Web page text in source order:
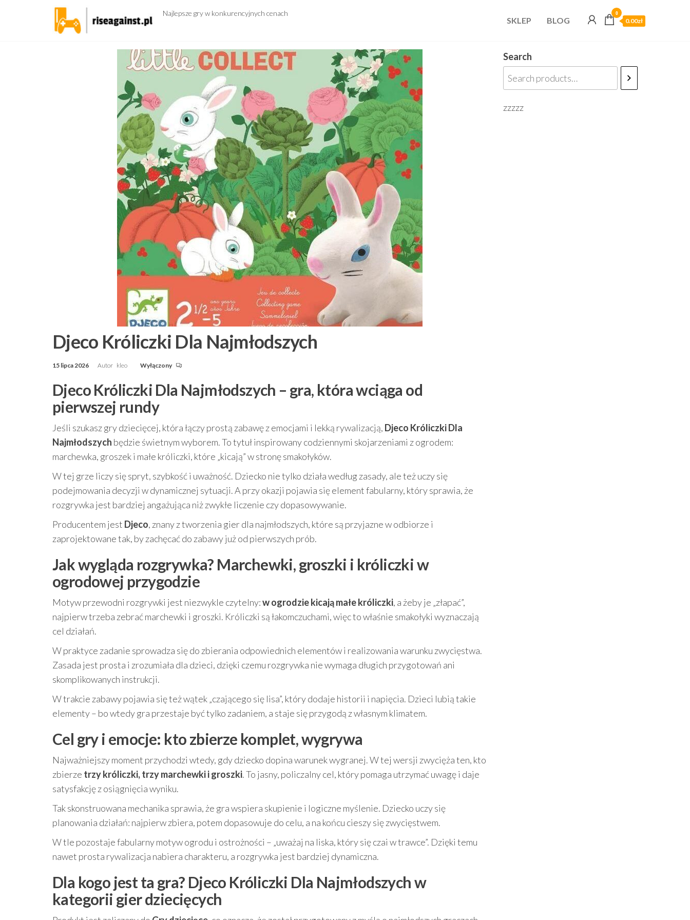
Najlepsze gry w konkurencyjnych cenach
SKLEP BLOG
0
0.00zł
Djeco Króliczki Dla Najmłodszych
15 lipca 2026 Autor kleo Wyłączony
Djeco Króliczki Dla Najmłodszych – gra, która wciąga od
pierwszej rundy
Jeśli szukasz gry dziecięcej, która łączy prostą zabawę z emocjami i lekką rywalizacją, Djeco Króliczki Dla
Najmłodszych będzie świetnym wyborem. To tytuł inspirowany codziennymi skojarzeniami z ogrodem:
marchewka, groszek i małe króliczki, które „kicają” w stronę smakołyków.
W tej grze liczy się spryt, szybkość i uważność. Dziecko nie tylko działa według zasady, ale też uczy się
podejmowania decyzji w dynamicznej sytuacji. A przy okazji pojawia się element fabularny, który sprawia, że
rozgrywka jest bardziej angażująca niż zwykłe liczenie czy dopasowywanie.
Producentem jest Djeco, znany z tworzenia gier dla najmłodszych, które są przyjazne w odbiorze i
zaprojektowane tak, by zachęcać do zabawy już od pierwszych prób.
Jak wygląda rozgrywka? Marchewki, groszki i króliczki w
ogrodowej przygodzie
Motyw przewodni rozgrywki jest niezwykle czytelny:w ogrodzie kicają małe króliczki, a żeby je „złapać”,
najpierw trzeba zebrać marchewki i groszki. Króliczki są łakomczuchami, więc to właśnie smakołyki wyznaczają
cel działań.
W praktyce zadanie sprowadza się do zbierania odpowiednich elementów i realizowania warunku zwycięstwa.
Zasada jest prosta i zrozumiała dla dzieci, dzięki czemu rozgrywka nie wymaga długich przygotowań ani
skomplikowanych instrukcji.
W trakcie zabawy pojawia się też wątek „czającego się lisa”, który dodaje historii i napięcia. Dzieci lubią takie
elementy – bo wtedy gra przestaje być tylko zadaniem, a staje się przygodą z własnym klimatem.
Cel gry i emocje: kto zbierze komplet, wygrywa
Najważniejszy moment przychodzi wtedy, gdy dziecko dopina warunek wygranej. W tej wersji zwycięża ten, kto
zbierze trzy króliczki, trzy marchewki i groszki. To jasny, policzalny cel, który pomaga utrzymać uwagę i daje
satysfakcję z osiągnięcia wyniku.
Tak skonstruowana mechanika sprawia, że gra wspiera skupienie i logiczne myślenie. Dziecko uczy się
planowania działań: najpierw zbiera, potem dopasowuje do celu, a na końcu cieszy się zwycięstwem.
W tle pozostaje fabularny motyw ogrodu i ostrożności – „uważaj na liska, który się czai w trawce”. Dzięki temu
nawet prosta rywalizacja nabiera charakteru, a rozgrywka jest bardziej dynamiczna.
Dla kogo jest ta gra? Djeco Króliczki Dla Najmłodszych w
kategorii gier dziecięcych
Search
zzzzz